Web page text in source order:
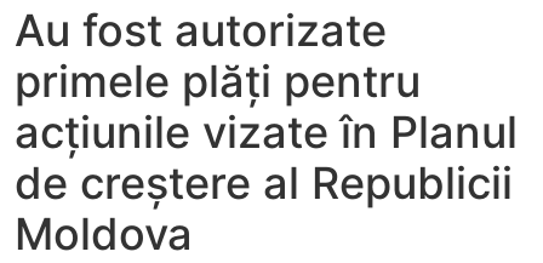
Au fost autorizate
primele plăți pentru
acțiunile vizate în Planul
de creștere al Republicii
Moldova